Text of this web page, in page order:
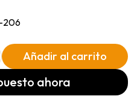
206
Añadir al carrito
ahora